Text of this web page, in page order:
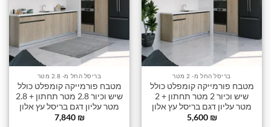
בריסל החל מ- 2 מטר
מטבח פורמייקה קומפלט כולל
שיש וכיור 2 מטר תחתון + 2
מטר עליון דגם בריסל עץ אלון
5,600 ₪
בריסל החל מ- 2.8 מטר
מטבח פורמייקה קומפלט כולל
שיש וכיור 2.8 מטר תחתון + 2.8
מטר עליון דגם בריסל עץ אלון
7,840 ₪